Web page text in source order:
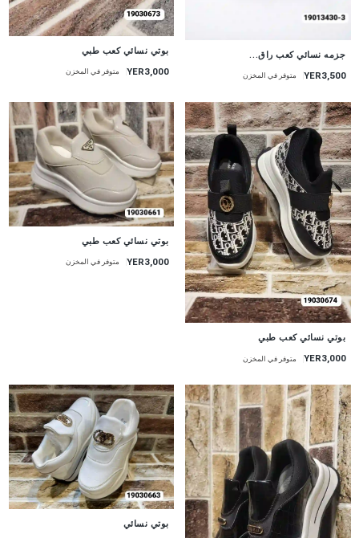
جزمه نسائي كعب راق...
YER3,500 متوفر في المخزن
بوتي نسائي كعب طبي
YER3,000 متوفر في المخزن
بوتي نسائي كعب طبي
YER3,000 متوفر في المخزن
بوتي نسائي كعب طبي
YER3,000 متوفر في المخزن
بوتي نسائي